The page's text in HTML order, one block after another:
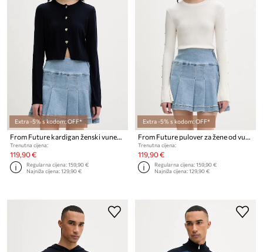
Extra -5% s kodom: OFF*
Trenutna cijena:
119,90 €
Regularna cijena:159,90 €
Najniža cijena:129,90 €
Extra -5% s kodom: OFF*
Trenutna cijena:
119,90 €
Regularna cijena:159,90 €
Najniža cijena:129,90 €